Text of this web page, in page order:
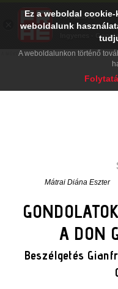
Mátrai Diána Eszter
A DON
Beszélgetés
Ez a weboldal
weboldalunk
A weboldalunkon történő
PRAE.HU
Digital Evolution
Ingyenes -